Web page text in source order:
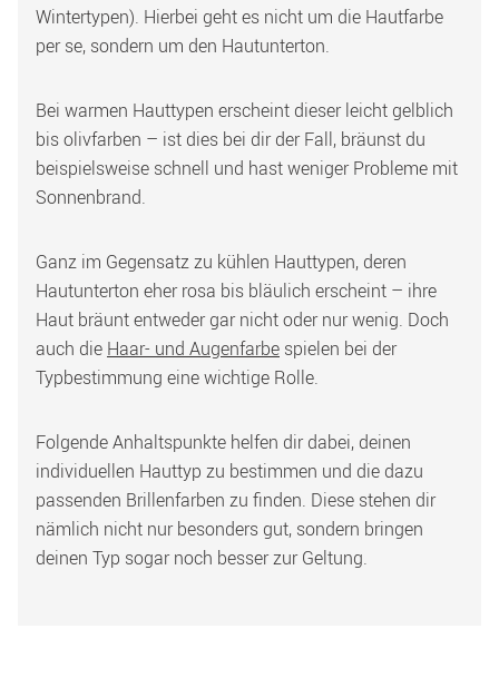
Wintertypen). Hierbei geht es nicht um die Hautfarbe
per se, sondern um den Hautunterton.
Bei warmen Hauttypen erscheint dieser leicht gelblich
bis olivfarben – ist dies bei dir der Fall, bräunst du
beispielsweise schnell und hast weniger Probleme mit
Sonnenbrand.
Ganz im Gegensatz zu kühlen Hauttypen, deren
Hautunterton eher rosa bis bläulich erscheint – ihre
Haut bräunt entweder gar nicht oder nur wenig. Doch
auch die Haar- und Augenfarbe spielen bei der
Typbestimmung eine wichtige Rolle.
Folgende Anhaltspunkte helfen dir dabei, deinen
individuellen Hauttyp zu bestimmen und die dazu
passenden Brillenfarben zu finden. Diese stehen dir
nämlich nicht nur besonders gut, sondern bringen
deinen Typ sogar noch besser zur Geltung.